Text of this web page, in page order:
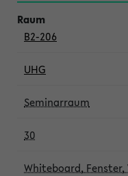
B2-206
UHG
Seminarraum
30
Whiteboard,